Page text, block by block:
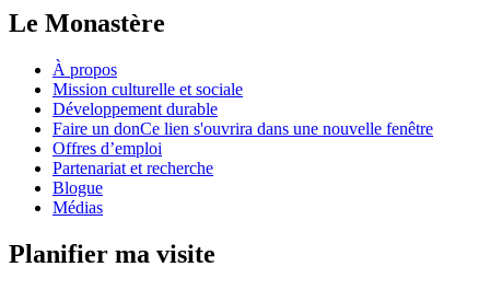
Le Monastère
À propos
Mission culturelle et sociale
Développement durable
Faire un donCe lien s'ouvrira dans une nouvelle fenêtre
Offres d’emploi
Partenariat et recherche
Blogue
Médias
Planifier ma visite